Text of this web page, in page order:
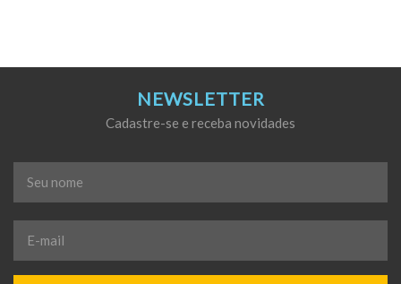
NEWSLETTER
Cadastre-se e receba novidades
Seu
nome
*
E-
mail
*